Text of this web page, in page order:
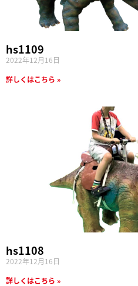
hs1109
2022年12月16日
詳しくはこちら »
hs1108
2022年12月16日
詳しくはこちら »